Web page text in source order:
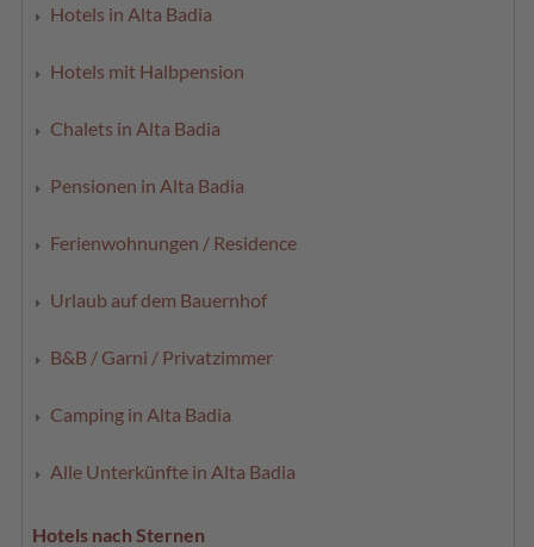
Hotels in Alta Badia
Hotels mit Halbpension
Chalets in Alta Badia
Pensionen in Alta Badia
Ferienwohnungen / Residence
Urlaub auf dem Bauernhof
B&B / Garni / Privatzimmer
Camping in Alta Badia
Alle Unterkünfte in Alta Badia
Hotels nach Sternen